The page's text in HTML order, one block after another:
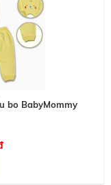
bo BabyMommy